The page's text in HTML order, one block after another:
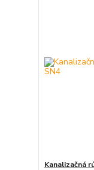
Kanalizačná